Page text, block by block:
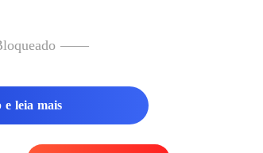
——
leia mais